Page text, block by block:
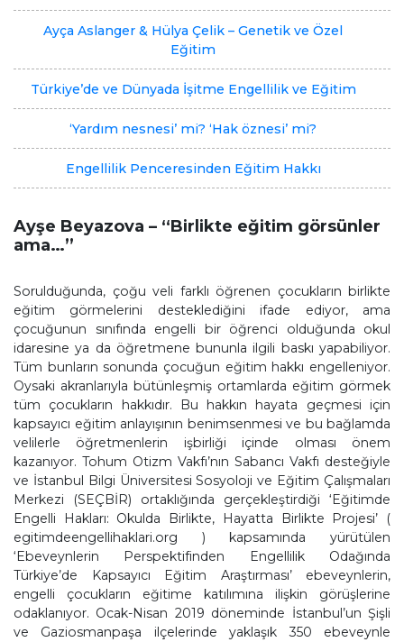
Ayça Aslanger & Hülya Çelik – Genetik ve Özel
Eğitim
Türkiye’de ve Dünyada İşitme Engellilik ve Eğitim
‘Yardım nesnesi’ mi? ‘Hak öznesi’ mi?
Engellilik Penceresinden Eğitim Hakkı
Ayşe Beyazova – “Birlikte eğitim görsünler
ama…”
Sorulduğunda, çoğu veli farklı öğrenen çocukların birlikte
eğitim görmelerini desteklediğini ifade ediyor, ama
çocuğunun sınıfında engelli bir öğrenci olduğunda okul
idaresine ya da öğretmene bununla ilgili baskı yapabiliyor.
Tüm bunların sonunda çocuğun eğitim hakkı engelleniyor.
Oysaki akranlarıyla bütünleşmiş ortamlarda eğitim görmek
tüm çocukların hakkıdır. Bu hakkın hayata geçmesi için
kapsayıcı eğitim anlayışının benimsenmesi ve bu bağlamda
velilerle öğretmenlerin işbirliği içinde olması önem
kazanıyor. Tohum Otizm Vakfı’nın Sabancı Vakfı desteğiyle
ve İstanbul Bilgi Üniversitesi Sosyoloji ve Eğitim Çalışmaları
Merkezi (SEÇBİR) ortaklığında gerçekleştirdiği ‘Eğitimde
Engelli Hakları: Okulda Birlikte, Hayatta Birlikte Projesi’ (
egitimdeengellihaklari.org ) kapsamında yürütülen
‘Ebeveynlerin Perspektifinden Engellilik Odağında
Türkiye’de Kapsayıcı Eğitim Araştırması’ ebeveynlerin,
engelli çocukların eğitime katılımına ilişkin görüşlerine
odaklanıyor. Ocak-Nisan 2019 döneminde İstanbul’un Şişli
ve Gaziosmanpaşa ilçelerinde yaklaşık 350 ebeveynle